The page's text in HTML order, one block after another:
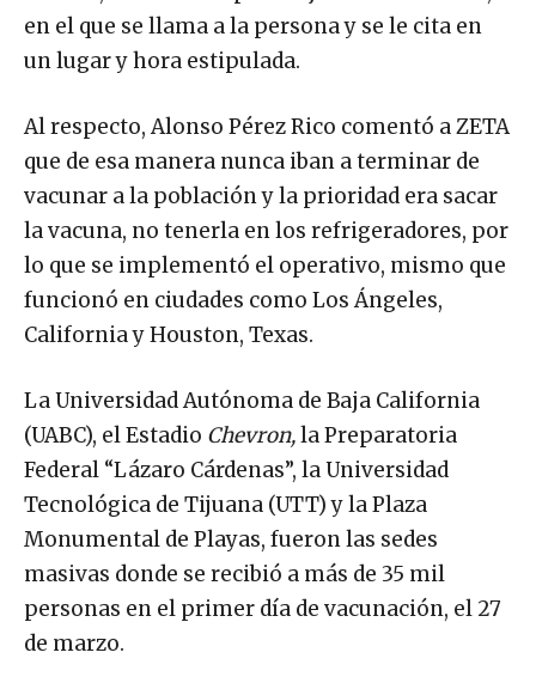
en el que se llama a la persona y se le cita en
un lugar y hora estipulada.
Al respecto, Alonso Pérez Rico comentó a ZETA
que de esa manera nunca iban a terminar de
vacunar a la población y la prioridad era sacar
la vacuna, no tenerla en los refrigeradores, por
lo que se implementó el operativo, mismo que
funcionó en ciudades como Los Ángeles,
California y Houston, Texas.
La Universidad Autónoma de Baja California
(UABC), el Estadio Chevron, la Preparatoria
Federal “Lázaro Cárdenas”, la Universidad
Tecnológica de Tijuana (UTT) y la Plaza
Monumental de Playas, fueron las sedes
masivas donde se recibió a más de 35 mil
personas en el primer día de vacunación, el 27
de marzo.